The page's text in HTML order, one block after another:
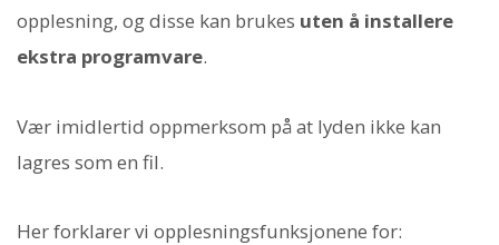
opplesning, og disse kan brukes uten å installere
ekstra programvare.
Vær imidlertid oppmerksom på at lyden ikke kan
lagres som en fil.
Her forklarer vi opplesningsfunksjonene for: